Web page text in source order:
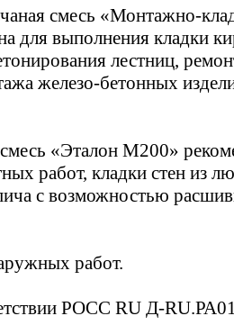
смесь «Монтажно-
для выполнения кладки
лестниц,
железо-бетонных
«Эталон М200»
работ, кладки стен из
с возможностью
работ.
РОСС RU Д-